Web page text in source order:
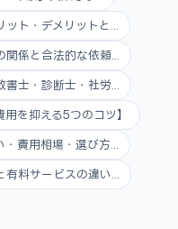
ト・デメリットと...
係と合法的な依頼...
士・診断士・社労...
を抑える5つのコツ】
費用相場・選び方...
料サービスの違い...